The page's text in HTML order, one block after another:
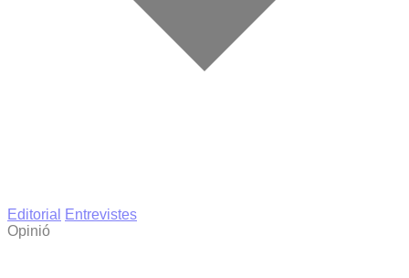
Editorial
Entrevistes
Opinió